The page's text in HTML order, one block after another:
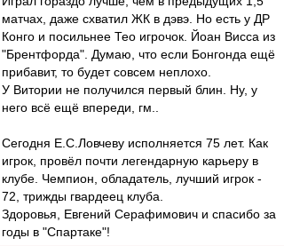
матчах, даже схватил ЖК в дэвэ. Но есть у ДР
Конго и посильнее Тео игрочок. Йоан Висса из
"Брентфорда". Думаю, что если Бонгонда ещё
прибавит, то будет совсем неплохо.
У Витории не получился первый блин. Ну, у
него всё ещё впереди, гм..
Сегодня Е.С.Ловчеву исполняется 75 лет. Как
игрок, провёл почти легендарную карьеру в
клубе. Чемпион, обладатель, лучший игрок -
72, трижды гвардеец клуба.
Здоровья, Евгений Серафимович и спасибо за
годы в "Спартаке"!